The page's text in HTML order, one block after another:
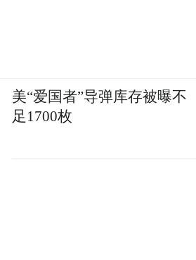
美“爱国者”导弹库存被曝不
足1700枚